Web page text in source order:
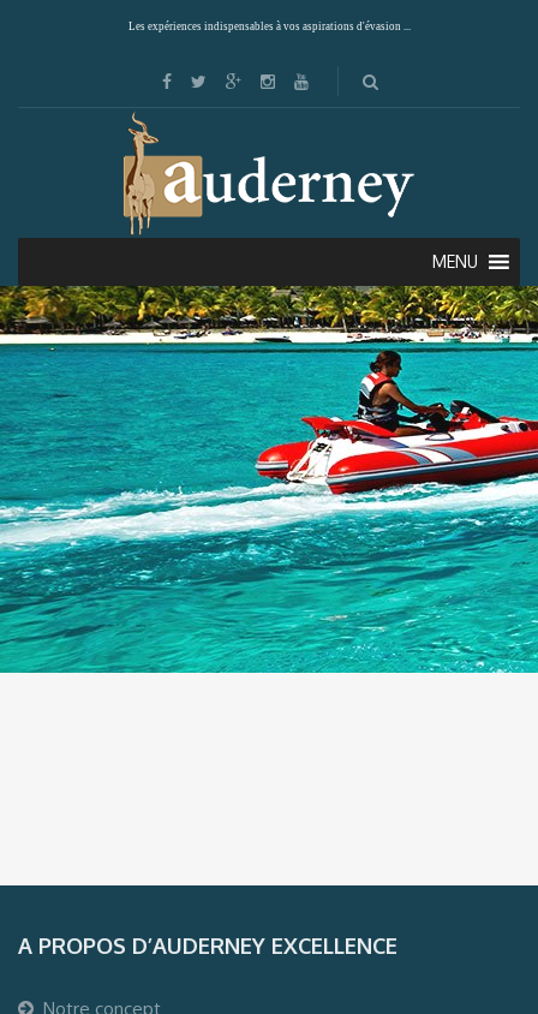
Les expériences indispensables à vos aspirations d'évasion ...
MENU
A PROPOS D’AUDERNEY EXCELLENCE
Notre concept